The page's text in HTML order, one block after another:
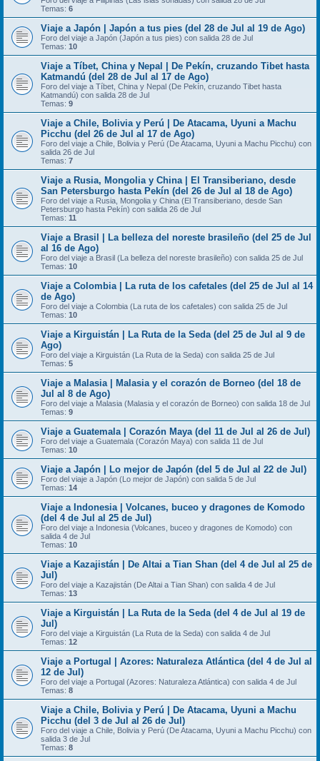
Temas: 6
Viaje a Japón | Japón a tus pies (del 28 de Jul al 19 de Ago)
Foro del viaje a Japón (Japón a tus pies) con salida 28 de Jul
Temas: 10
Viaje a Tíbet, China y Nepal | De Pekín, cruzando Tibet hasta
Katmandú (del 28 de Jul al 17 de Ago)
Foro del viaje a Tíbet, China y Nepal (De Pekín, cruzando Tibet hasta
Katmandú) con salida 28 de Jul
Temas: 9
Viaje a Chile, Bolivia y Perú | De Atacama, Uyuni a Machu
Picchu (del 26 de Jul al 17 de Ago)
Foro del viaje a Chile, Bolivia y Perú (De Atacama, Uyuni a Machu Picchu) con
salida 26 de Jul
Temas: 7
Viaje a Rusia, Mongolia y China | El Transiberiano, desde
San Petersburgo hasta Pekín (del 26 de Jul al 18 de Ago)
Foro del viaje a Rusia, Mongolia y China (El Transiberiano, desde San
Petersburgo hasta Pekín) con salida 26 de Jul
Temas: 11
Viaje a Brasil | La belleza del noreste brasileño (del 25 de Jul
al 16 de Ago)
Foro del viaje a Brasil (La belleza del noreste brasileño) con salida 25 de Jul
Temas: 10
Viaje a Colombia | La ruta de los cafetales (del 25 de Jul al 14
de Ago)
Foro del viaje a Colombia (La ruta de los cafetales) con salida 25 de Jul
Temas: 10
Viaje a Kirguistán | La Ruta de la Seda (del 25 de Jul al 9 de
Ago)
Foro del viaje a Kirguistán (La Ruta de la Seda) con salida 25 de Jul
Temas: 5
Viaje a Malasia | Malasia y el corazón de Borneo (del 18 de
Jul al 8 de Ago)
Foro del viaje a Malasia (Malasia y el corazón de Borneo) con salida 18 de Jul
Temas: 9
Viaje a Guatemala | Corazón Maya (del 11 de Jul al 26 de Jul)
Foro del viaje a Guatemala (Corazón Maya) con salida 11 de Jul
Temas: 10
Viaje a Japón | Lo mejor de Japón (del 5 de Jul al 22 de Jul)
Foro del viaje a Japón (Lo mejor de Japón) con salida 5 de Jul
Temas: 14
Viaje a Indonesia | Volcanes, buceo y dragones de Komodo
(del 4 de Jul al 25 de Jul)
Foro del viaje a Indonesia (Volcanes, buceo y dragones de Komodo) con
salida 4 de Jul
Temas: 10
Viaje a Kazajistán | De Altai a Tian Shan (del 4 de Jul al 25 de
Jul)
Foro del viaje a Kazajistán (De Altai a Tian Shan) con salida 4 de Jul
Temas: 13
Viaje a Kirguistán | La Ruta de la Seda (del 4 de Jul al 19 de
Jul)
Foro del viaje a Kirguistán (La Ruta de la Seda) con salida 4 de Jul
Temas: 12
Viaje a Portugal | Azores: Naturaleza Atlántica (del 4 de Jul al
12 de Jul)
Foro del viaje a Portugal (Azores: Naturaleza Atlántica) con salida 4 de Jul
Temas: 8
Viaje a Chile, Bolivia y Perú | De Atacama, Uyuni a Machu
Picchu (del 3 de Jul al 26 de Jul)
Foro del viaje a Chile, Bolivia y Perú (De Atacama, Uyuni a Machu Picchu) con
salida 3 de Jul
Temas: 8